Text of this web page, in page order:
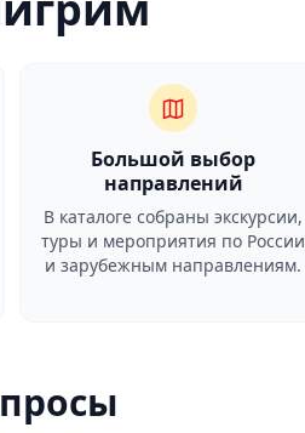
Большой выбор
направлений
В каталоге собраны экскурсии,
туры и мероприятия по России
и зарубежным направлениям.